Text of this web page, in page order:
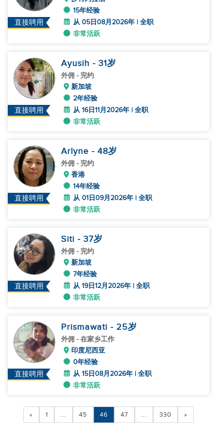
直接聘用
15年经验
从 05日08月2026年 | 全职
非常活跃
直接聘用
Ayusih - 31岁
外佣 - 完约
新加坡
2年经验
从 16日11月2026年 | 全职
非常活跃
直接聘用
Arlyne - 48岁
外佣 - 完约
香港
14年经验
从 01日09月2026年 | 全职
非常活跃
直接聘用
Siti - 37岁
外佣 - 完约
新加坡
7年经验
从 19日12月2026年 | 全职
非常活跃
直接聘用
Prismawati - 25岁
外佣 - 在家乡工作
印度尼西亚
0年经验
从 15日08月2026年 | 全职
非常活跃
« 1 ... 45 46 47 ... 330 »